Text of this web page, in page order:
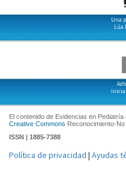
Una
Lúa
El contenido de Evidencias en
Creative Commons Reconocimiento-
ISSN | 1885-7388
Política de privacidad | Ayudas